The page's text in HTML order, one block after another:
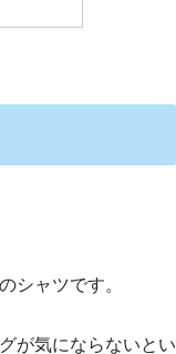
シャツです。
が気にならないとい